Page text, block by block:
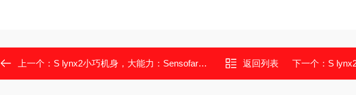
上一个： S lynx2小巧机身，大能力：Sensofar三维光学轮廓仪 返回列表 下一个： S lynx2